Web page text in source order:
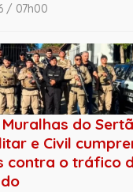
/ 07h00
do
e Civil
contra o tráfico